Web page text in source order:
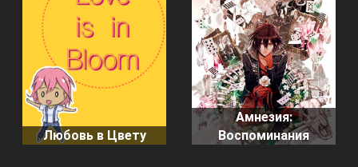
Любовь в Цвету
Амнезия:
Воспоминания